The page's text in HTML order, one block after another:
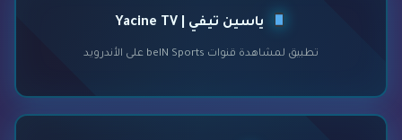
ياسين تيفي | Yacine TV
تطبيق لمشاهدة قنوات beIN Sports على الأندرويد